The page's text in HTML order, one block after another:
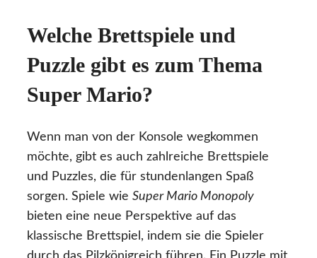
Welche Brettspiele und
Puzzle gibt es zum Thema
Super Mario?
Wenn man von der Konsole wegkommen
möchte, gibt es auch zahlreiche Brettspiele
und Puzzles, die für stundenlangen Spaß
sorgen. Spiele wie Super Mario Monopoly
bieten eine neue Perspektive auf das
klassische Brettspiel, indem sie die Spieler